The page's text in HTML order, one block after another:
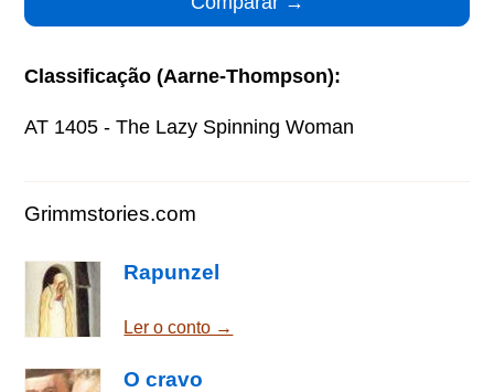
Classificação (Aarne-Thompson):
AT 1405 - The Lazy Spinning Woman
Grimmstories.com
Rapunzel
Ler o conto →
O cravo